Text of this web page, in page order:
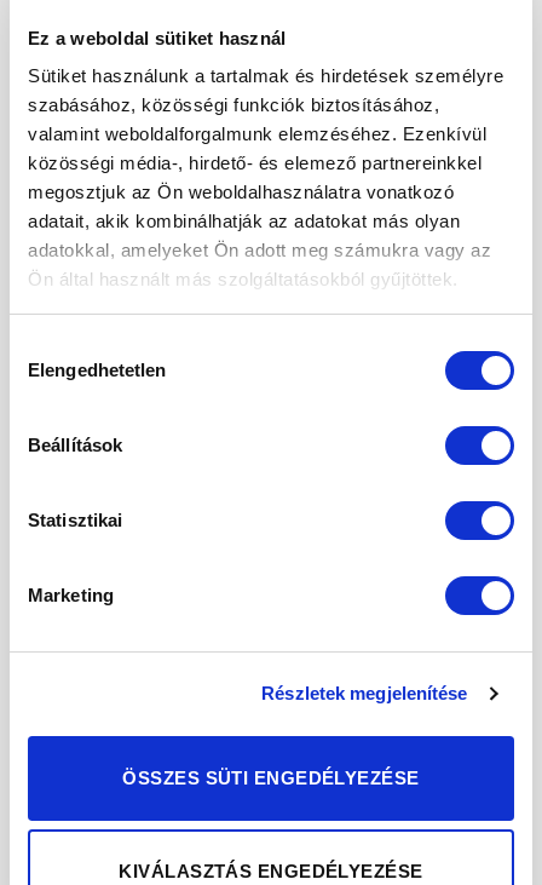
Ez a weboldal sütiket használ
Sütiket használunk a tartalmak és hirdetések személyre
szabásához, közösségi funkciók biztosításához,
valamint weboldalforgalmunk elemzéséhez. Ezenkívül
közösségi média-, hirdető- és elemező partnereinkkel
megosztjuk az Ön weboldalhasználatra vonatkozó
adatait, akik kombinálhatják az adatokat más olyan
adatokkal, amelyeket Ön adott meg számukra vagy az
Ön által használt más szolgáltatásokból gyűjtöttek.
kiválasztása
Elengedhetetlen
Beállítások
Statisztikai
Marketing
Részletek megjelenítése
ÖSSZES SÜTI ENGEDÉLYEZÉSE
KIVÁLASZTÁS ENGEDÉLYEZÉSE
A csicseriborsó felhasználása egészségesen
Fogyasszunk mogyoró-, mandula és kesuvajat!
Mogyoróvajas szelet
Méregtelenítés természetesen és óvatosan.
Kétféle puding – laktató, finom, egészséges
2026. július
2026. április
2025. december
2025. november
2025. október